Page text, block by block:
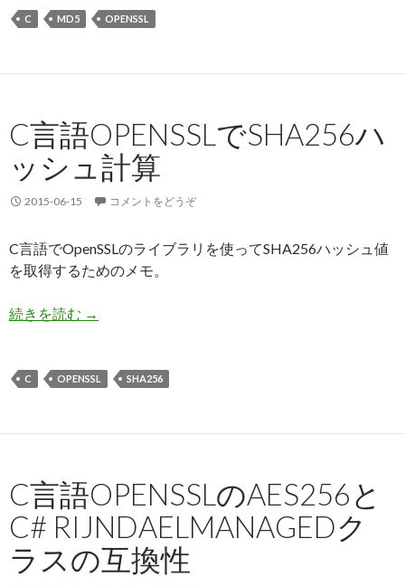
C MD5 OPENSSL
C言語OPENSSLでSHA256ハ
ッシュ計算
2015-06-15 コメントをどうぞ
C言語でOpenSSLのライブラリを使ってSHA256ハッシュ値
を取得するためのメモ。
続きを読む C言語OpenSSLでSHA256ハッシュ計算
→
C OPENSSL SHA256
C言語OPENSSLのAES256と
C# RIJNDAELMANAGEDク
ラスの互換性